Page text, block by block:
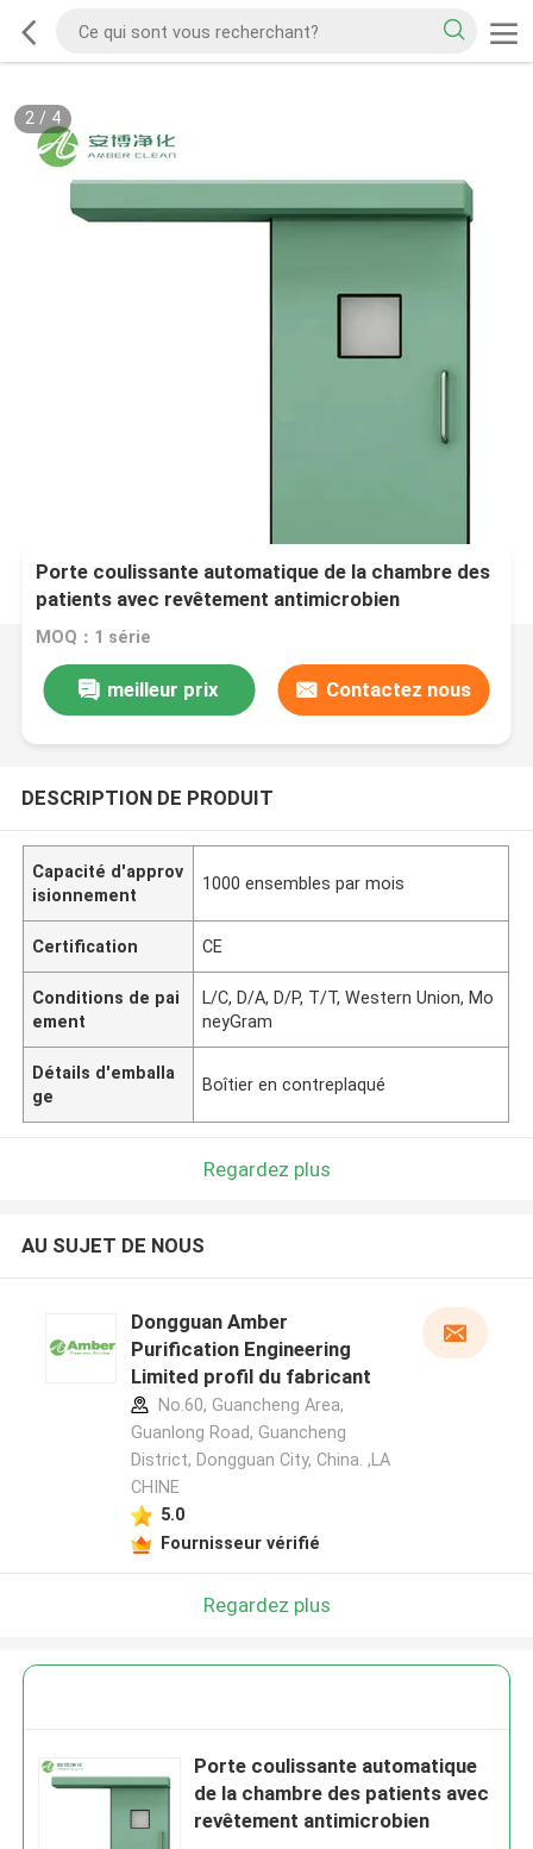
2/ 4
Porte coulissante automatique de la chambre des
patients avec revêtement antimicrobien
MOQ：1 série
meilleur prix Contactez nous
DESCRIPTION DE PRODUIT
Capacité d'approv
isionnement
1000 ensembles par mois
Certification CE
Conditions de pai
ement
L/C, D/A, D/P, T/T, Western Union, Mo
neyGram
Détails d'emballa
ge
Boîtier en contreplaqué
Regardez plus
AU SUJET DE NOUS
Dongguan Amber
Purification Engineering
Limited profil du fabricant
No.60, Guancheng Area,
Guanlong Road, Guancheng
District, Dongguan City, China. ,LA
CHINE
5.0
Fournisseur vérifié
Regardez plus
Porte coulissante automatique
de la chambre des patients avec
revêtement antimicrobien